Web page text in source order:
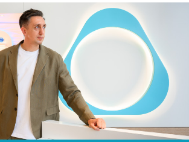
Benz. Ramona Pîrlog: Cel mai